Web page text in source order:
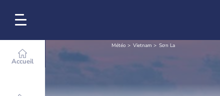
Accueil
Météo Vietnam Sơn La